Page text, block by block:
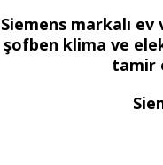
Siemens markalı
şofben klima ve
tamir